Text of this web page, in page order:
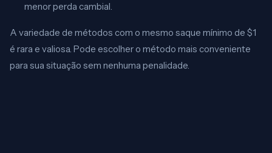
menor perda cambial.
A variedade de métodos com o mesmo saque mínimo de $1
é rara e valiosa. Pode escolher o método mais conveniente
para sua situação sem nenhuma penalidade.